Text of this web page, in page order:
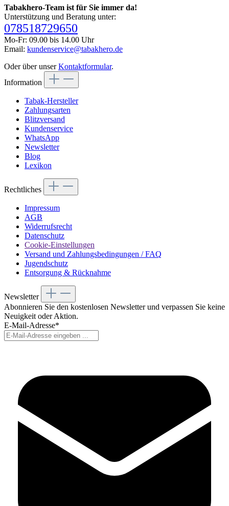
Tabakhero-Team ist für Sie immer da!
Unterstützung und Beratung unter:
078518729650
Mo-Fr: 09.00 bis 14.00 Uhr
Email: kundenservice@tabakhero.de
Oder über unserKontaktformular.
Information
Tabak-Hersteller
Zahlungsarten
Blitzversand
Kundenservice
WhatsApp
Newsletter
Blog
Lexikon
Rechtliches
Impressum
AGB
Widerrufsrecht
Datenschutz
Cookie-Einstellungen
Versand und Zahlungsbedingungen / FAQ
Jugendschutz
Entsorgung & Rücknahme
Newsletter
Abonnieren Sie den kostenlosen Newsletter und verpassen Sie keine
Neuigkeit oder Aktion.
E-Mail-Adresse*